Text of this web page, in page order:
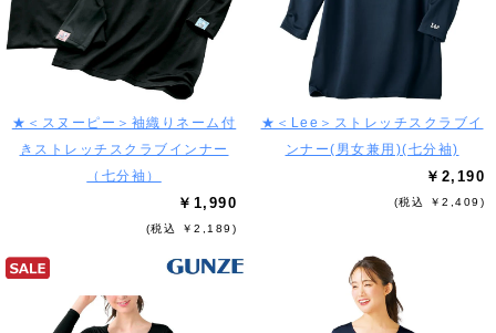
★＜スヌーピー＞袖織りネーム付
きストレッチスクラブインナー
（七分袖）
￥1,990
(税込 ￥2,189)
★＜Lee＞ストレッチスクラブイ
ンナー(男女兼用)(七分袖)
￥2,190
(税込 ￥2,409)